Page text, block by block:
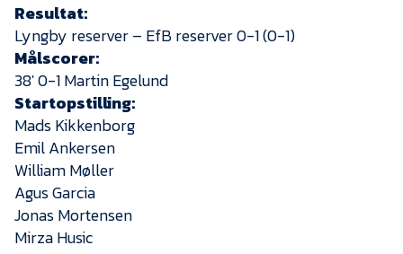
Resultat:
Lyngby reserver – EfB reserver 0-1 (0-1)
Målscorer:
38′ 0-1 Martin Egelund
Startopstilling:
Mads Kikkenborg
Emil Ankersen
William Møller
Agus Garcia
Jonas Mortensen
Mirza Husic